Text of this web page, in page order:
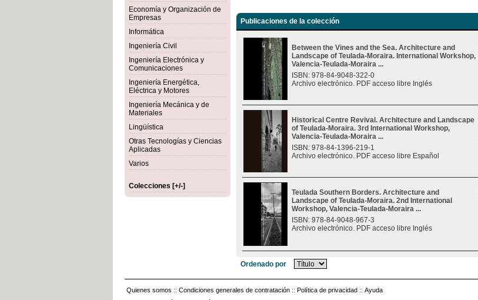
Economía y Organización de
Empresas
Informática
Ingeniería Civil
Ingeniería Electrónica y
Comunicaciones
Ingeniería Energética,
Eléctrica y Motores
Ingeniería Mecánica y de
Materiales
Lingüística
Otras Tecnologías y Ciencias
Aplicadas
Varios
Colecciones [+/-]
Publicaciones de la colección
Between the Vines and the Sea. Architecture and
Landscape of Teulada-Moraira. International Workshop,
Valencia-Teulada-Moraira ...
ISBN: 978-84-9048-322-0
Archivo electrónico. PDF acceso libre Inglés
Historical Centre Revival. Architecture and Landscape
of Teulada-Moraira. 3rd International Workshop,
Valencia-Teulada-Moraira ...
ISBN: 978-84-1396-219-1
Archivo electrónico. PDF acceso libre Español
Teulada Southern Borders. Architecture and
Landscape of Teulada-Moraira. 2nd International
Workshop, Valencia-Teulada-Moraira ...
ISBN: 978-84-9048-967-3
Archivo electrónico. PDF acceso libre Inglés
Ordenado por
Quienes somos :: Condiciones generales de contratación :: Política de privacidad :: Ayuda